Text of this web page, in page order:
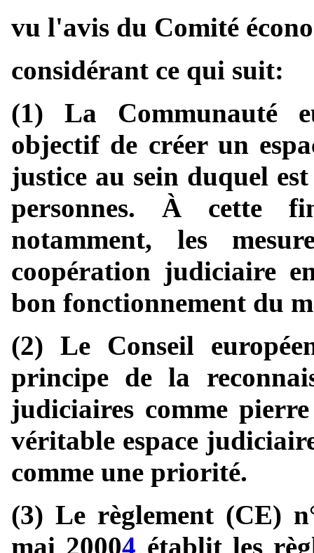
vu l'avis du Comité
considérant ce qui suit:
(1) La Communauté
objectif de créer un
justice au sein duquel
personnes. À cette
notamment, les
coopération judiciaire
bon fonctionnement du
(2) Le Conseil
principe de la
judiciaires comme
véritable espace
comme une priorité.
(3) Le règlement (CE)
mai 20004 établit les